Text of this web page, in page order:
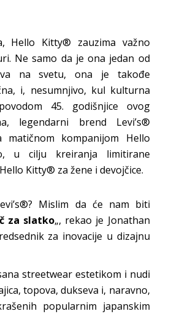
Hello Kitty® zauzima važno
Ne samo da je ona jedan od
na svetu, ona je takođe
i, nesumnjivo, kul kulturna
45. godišnjice ovog
legendarni brend Levi’s®
matičnom kompanijom Hello
u cilju kreiranja limitirane
Kitty® za žene i devojčice.
Mislim da će nam biti
za slatko„, rekao je Jonathan
za inovacije u dizajnu
streetwear estetikom i nudi
topova, dukseva i, naravno,
popularnim japanskim